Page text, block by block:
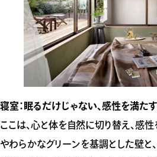
寝室：眠るだけじゃない、感性を満た
ここは、心と体を自然に切り替え、感
やわらかなグリーンを基調とした壁と